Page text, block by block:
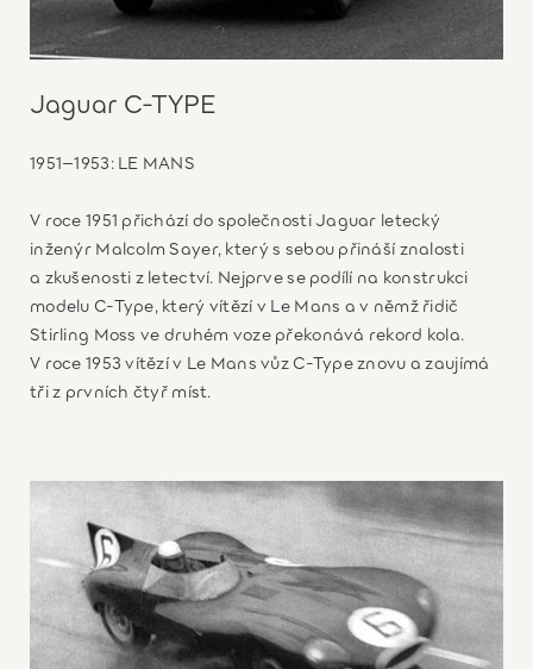
Jaguar C-TYPE
1951–1953: LE MANS
V roce 1951 přichází do společnosti Jaguar letecký
inženýr Malcolm Sayer, který s sebou přináší znalosti
a zkušenosti z letectví. Nejprve se podílí na konstrukci
modelu C‑Type, který vítězí v Le Mans a v němž řidič
Stirling Moss ve druhém voze překonává rekord kola.
V roce 1953 vítězí v Le Mans vůz C‑Type znovu a zaujímá
tři z prvních čtyř míst.